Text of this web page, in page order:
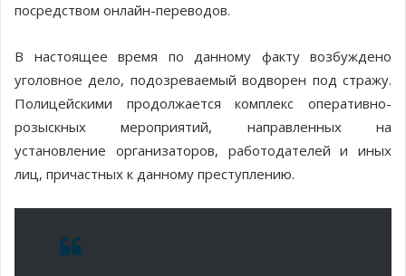
посредством онлайн-переводов.
В настоящее время по данному факту возбуждено
уголовное дело, подозреваемый водворен под стражу.
Полицейскими продолжается комплекс оперативно-
розыскных мероприятий, направленных на
установление организаторов, работодателей и иных
лиц, причастных к данному преступлению.